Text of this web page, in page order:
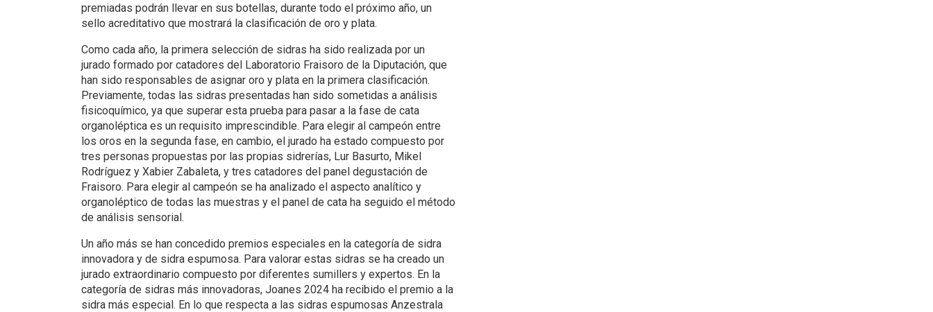
premiadas podrán llevar en sus botellas, durante todo el próximo año, un
sello acreditativo que mostrará la clasificación de oro y plata.
Como cada año, la primera selección de sidras ha sido realizada por un
jurado formado por catadores del Laboratorio Fraisoro de la Diputación, que
han sido responsables de asignar oro y plata en la primera clasificación.
Previamente, todas las sidras presentadas han sido sometidas a análisis
fisicoquímico, ya que superar esta prueba para pasar a la fase de cata
organoléptica es un requisito imprescindible. Para elegir al campeón entre
los oros en la segunda fase, en cambio, el jurado ha estado compuesto por
tres personas propuestas por las propias sidrerías, Lur Basurto, Mikel
Rodríguez y Xabier Zabaleta, y tres catadores del panel degustación de
Fraisoro. Para elegir al campeón se ha analizado el aspecto analítico y
organoléptico de todas las muestras y el panel de cata ha seguido el método
de análisis sensorial.
Un año más se han concedido premios especiales en la categoría de sidra
innovadora y de sidra espumosa. Para valorar estas sidras se ha creado un
jurado extraordinario compuesto por diferentes sumillers y expertos. En la
categoría de sidras más innovadoras, Joanes 2024 ha recibido el premio a la
sidra más especial. En lo que respecta a las sidras espumosas Anzestrala